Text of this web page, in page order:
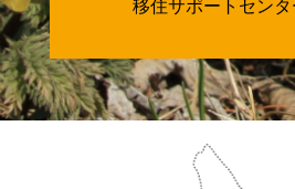
移住サポートセンタ